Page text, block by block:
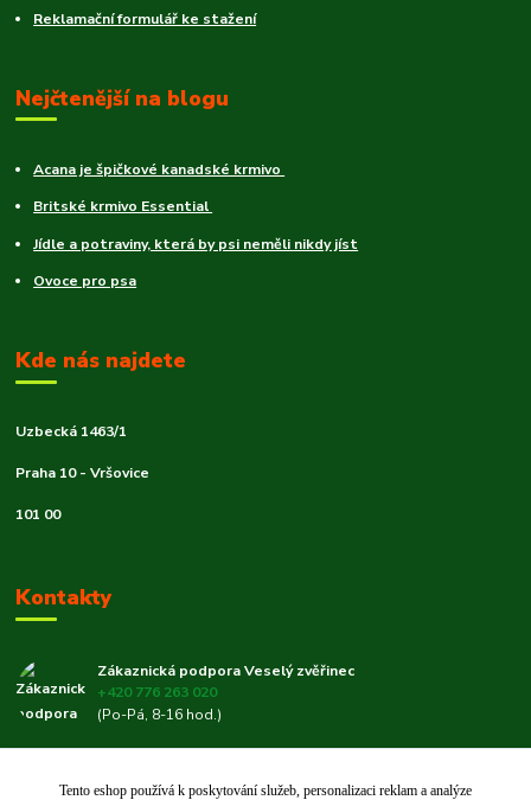
Reklamační formulář ke stažení
Nejčtenější na blogu
Acana je špičkové kanadské krmivo
Britské krmivo Essential
Jídle a potraviny, která by psi neměli nikdy jíst
Ovoce pro psa
Kde nás najdete
Uzbecká 1463/1
Praha 10 - Vršovice
101 00
Kontakty
Zákaznická podpora Veselý zvěřinec
+420 776 263 020
(Po-Pá, 8-16 hod.)
Tento eshop používá k poskytování služeb, personalizaci reklam a analýze